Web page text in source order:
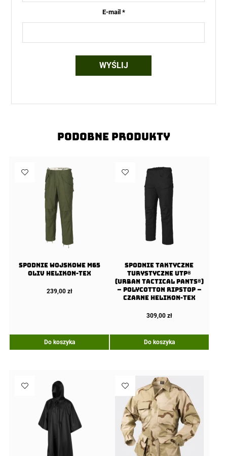
E-mail *
Podobne produkty
Spodnie wojskowe M65
Oliv Helikon-Tex
239,00 zł
Do koszyka
Spodnie Taktyczne
Turystyczne UTP®
(Urban Tactical Pants®)
– PolyCotton Ripstop –
Czarne Helikon-Tex
309,00 zł
Do koszyka